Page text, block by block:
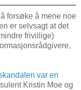
forsøke å mene noe
er selvsagt at det
frivillige)
var en
Kristin Moe og